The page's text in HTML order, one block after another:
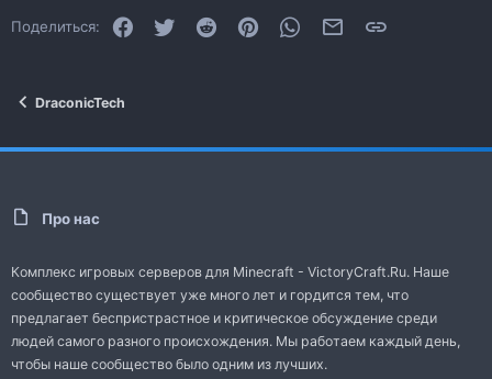
Поделиться: FacebookTwitter Reddit PinterestWhatsAppЭлектронная почта
DraconicTech
Про нас
Комплекс игровых серверов для Minecraft - VictoryCraft.Ru. Наше
сообщество существует уже много лет и гордится тем, что
предлагает беспристрастное и критическое обсуждение среди
людей самого разного происхождения. Мы работаем каждый день,
чтобы наше сообщество было одним из лучших.